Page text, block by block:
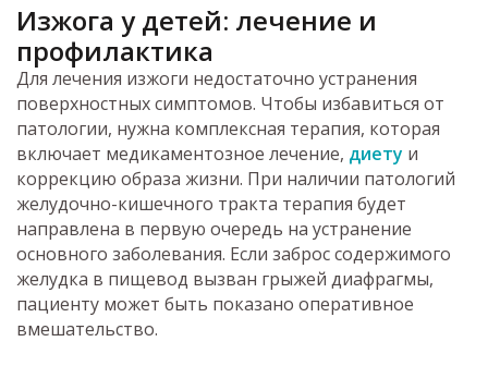
Изжога у детей: лечение и
профилактика
Для лечения изжоги недостаточно устранения
поверхностных симптомов. Чтобы избавиться от
патологии, нужна комплексная терапия, которая
включает медикаментозное лечение, диету и
коррекцию образа жизни. При наличии патологий
желудочно-кишечного тракта терапия будет
направлена в первую очередь на устранение
основного заболевания. Если заброс содержимого
желудка в пищевод вызван грыжей диафрагмы,
пациенту может быть показано оперативное
вмешательство.